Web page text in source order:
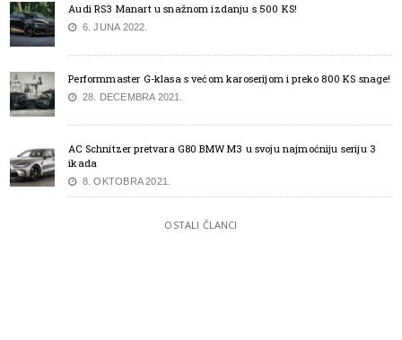
Audi RS3 Manart u snažnom izdanju s 500 KS!
6. JUNA 2022.
Performmaster G-klasa s većom karoserijom i preko 800 KS snage!
28. DECEMBRA 2021.
AC Schnitzer pretvara G80 BMW M3 u svoju najmoćniju seriju 3
ikada
8. OKTOBRA 2021.
OSTALI ČLANCI